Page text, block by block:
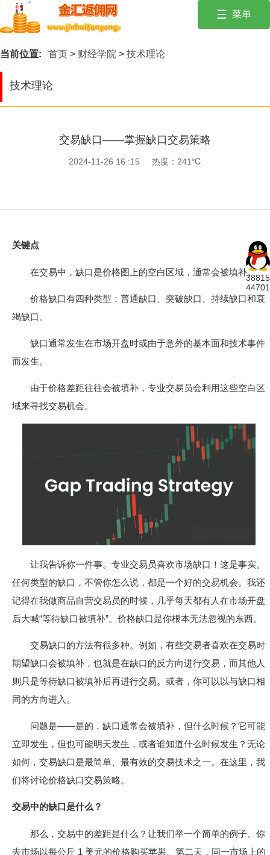
投资有风险，入市需谨慎。保持冷静，遵循风险管理原则！☰ 菜单
动
38815
44701
当前位置: 首页 > 财经学院 > 技术理论
技术理论
交易缺口——掌握缺口交易策略
2024-11-26 16 :15 热度：241℃
关键点
在交易中，缺口是价格图上的空白区域，通常会被填补。
价格缺口有四种类型：普通缺口、突破缺口、持续缺口和衰
竭缺口。
缺口通常发生在市场开盘时或由于意外的基本面和技术事件
而发生。
由于价格差距往往会被填补，专业交易员会利用这些空白区
域来寻找交易机会。
让我告诉你一件事。专业交易员喜欢市场缺口！这是事实。
任何类型的缺口，不管你怎么说，都是一个好的交易机会。我还
记得在我做商品自营交易员的时候，几乎每天都有人在市场开盘
后大喊“等待缺口被填补”。价格缺口是你根本无法忽视的东西。
交易缺口的方法有很多种。例如，有些交易者喜欢在交易时
期望缺口会被填补，也就是在缺口的反方向进行交易，而其他人
则只是等待缺口被填补后再进行交易。或者，你可以以与缺口相
同的方向进入。
问题是——是的，缺口通常会被填补，但什么时候？它可能
立即发生，但也可能明天发生，或者谁知道什么时候发生？无论
如何，交易缺口是最简单、最有效的交易技术之一。在这里，我
们将讨论价格缺口交易策略。
交易中的缺口是什么？
那么，交易中的差距是什么？让我们举一个简单的例子。你
去市场以每公斤 1 美元的价格购买苹果。第二天，同一市场上的